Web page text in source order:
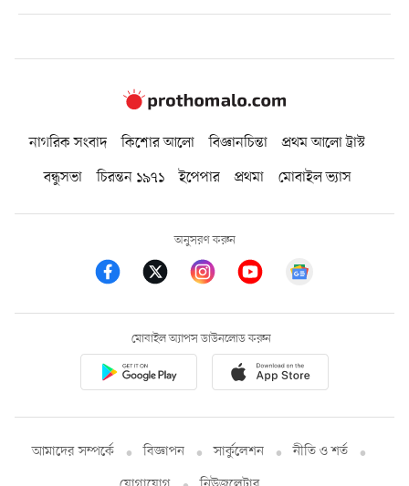
নাগরিক সংবাদ কিশোর আলো বিজ্ঞানচিন্তা
প্রথম আলো ট্রাস্ট
বন্ধুসভা
চিরন্তন ১৯৭১ ইপেপার প্রথমা মোবাইল ভ্যাস
অনুসরণ করুন
মোবাইল অ্যাপস ডাউনলোড করুন
আমাদের সম্পর্কে বিজ্ঞাপন সার্কুলেশন
নীতি ও শর্ত